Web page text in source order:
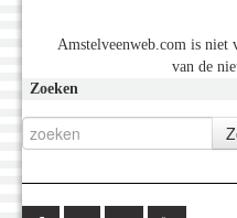
Amstelveenweb.com is
van de
Zoeken